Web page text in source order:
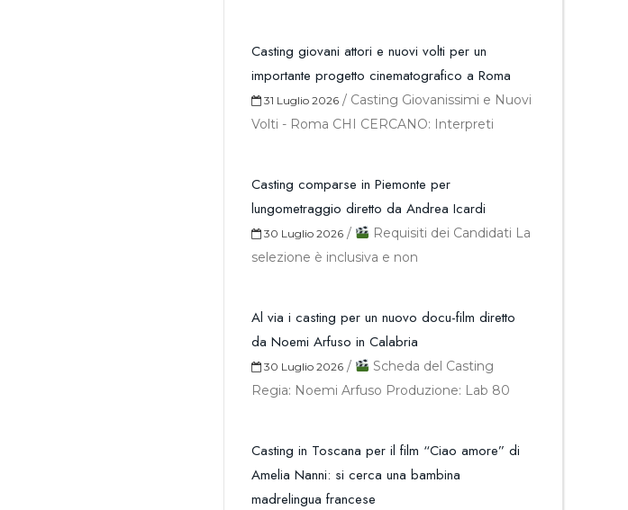
Casting giovani attori e nuovi volti per un
importante progetto cinematografico a Roma
31 Luglio 2026 / Casting Giovanissimi e Nuovi
Volti - Roma CHI CERCANO: Interpreti
Casting comparse in Piemonte per
lungometraggio diretto da Andrea Icardi
30 Luglio 2026 /
Requisiti dei Candidati La
selezione è inclusiva e non
Al via i casting per un nuovo docu-film diretto
da Noemi Arfuso in Calabria
30 Luglio 2026 /
Scheda del Casting
Regia: Noemi Arfuso Produzione: Lab 80
Casting in Toscana per il film “Ciao amore” di
Amelia Nanni: si cerca una bambina
madrelingua francese